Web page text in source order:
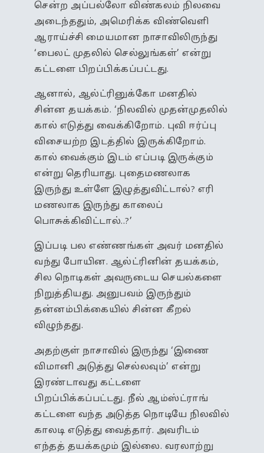
சென்ற அப்பல்லோ விண்கலம் நிலவை
அடைந்ததும், அமெரிக்க விண்வெளி
ஆராய்ச்சி மையமான நாசாவிலிருந்து
‘பைலட் முதலில் செல்லுங்கள்’ என்று
கட்டளை பிறப்பிக்கப்பட்டது.
ஆனால், ஆல்ட்ரினுக்கோ மனதில்
சின்ன தயக்கம். ‘நிலவில் முதன்முதலில்
கால் எடுத்து வைக்கிறோம். புவி ஈர்ப்பு
விசையற்ற இடத்தில் இருக்கிறோம்.
கால் வைக்கும் இடம் எப்படி இருக்கும்
என்று தெரியாது. புதைமணலாக
இருந்து உள்ளே இழுத்துவிட்டால்? எரி
மணலாக இருந்து காலைப்
பொசுக்கிவிட்டால்..?’
இப்படி பல எண்ணங்கள் அவர் மனதில்
வந்து போயின. ஆல்ட்ரினின் தயக்கம்,
சில நொடிகள் அவருடைய செயல்களை
நிறுத்தியது. அனுபவம் இருந்தும்
தன்னம்பிக்கையில் சின்ன கீறல்
விழுந்தது.
அதற்குள் நாசாவில் இருந்து ‘இணை
விமானி அடுத்து செல்லவும்’ என்று
இரண்டாவது கட்டளை
பிறப்பிக்கப்பட்டது. நீல் ஆம்ஸ்ட்ராங்
கட்டளை வந்த அடுத்த நொடியே நிலவில்
காலடி எடுத்து வைத்தார். அவரிடம்
எந்தத் தயக்கமும் இல்லை. வரலாற்று